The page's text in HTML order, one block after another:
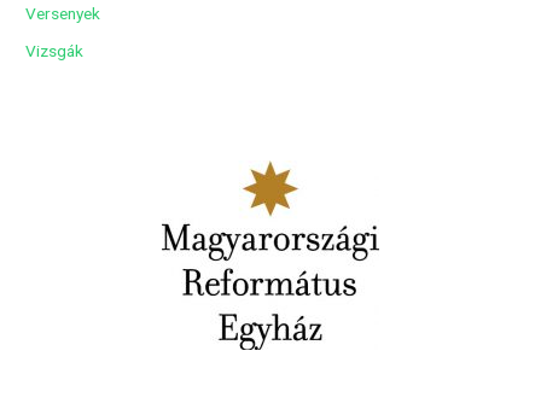
Versenyek
Vizsgák